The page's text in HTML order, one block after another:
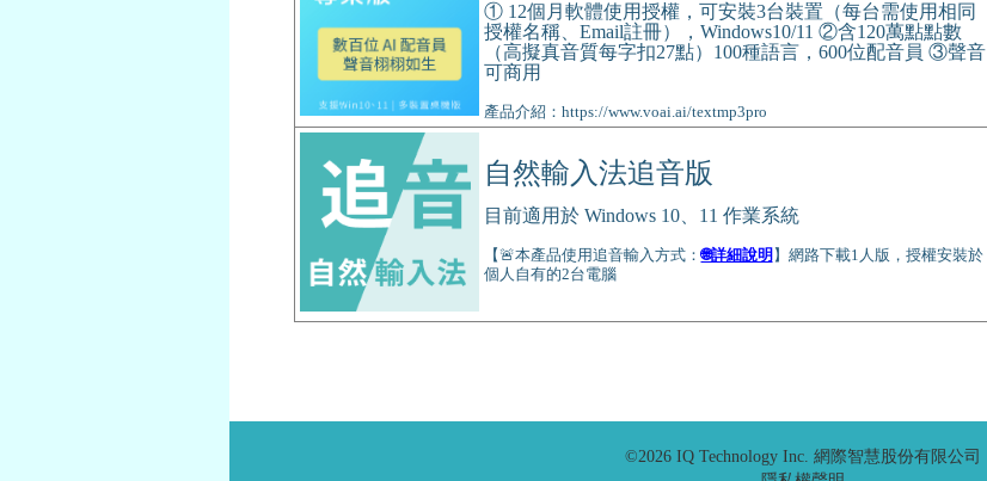
① 12個月軟體使用授權，可安裝3台裝置（每台需使用相同
授權名稱、Email註冊），Windows10/11 ②含120萬點點數
（高擬真音質每字扣27點）100種語言，600位配音員 ③聲音
可商用
產品介紹：https://www.voai.ai/textmp3pro
自然輸入法追音版
目前適用於 Windows 10、11 作業系統
【🚨本產品使用追音輸入方式：🌐詳細說明 】網路下載1人版，授權安裝於
個人自有的2台電腦
©2026 IQ Technology Inc. 網際智慧股份有限公司